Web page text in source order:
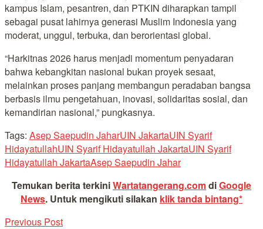
kampus Islam, pesantren, dan PTKIN diharapkan tampil
sebagai pusat lahirnya generasi Muslim Indonesia yang
moderat, unggul, terbuka, dan berorientasi global.
“Harkitnas 2026 harus menjadi momentum penyadaran
bahwa kebangkitan nasional bukan proyek sesaat,
melainkan proses panjang membangun peradaban bangsa
berbasis ilmu pengetahuan, inovasi, solidaritas sosial, dan
kemandirian nasional,” pungkasnya.
Tags: Asep Saepudin JaharUIN JakartaUIN Syarif
HidayatullahUIN Syarif Hidayatullah JakartaUIN Syarif
Hidayatullah JakartaAsep Saepudin Jahar
Temukan berita terkiniWartatangerang.comdiGoogle
News. Untuk mengikuti silakan klik tanda bintang*
Previous Post